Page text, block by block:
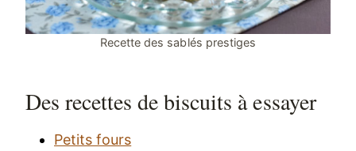
Recette des sablés prestiges
Des recettes de biscuits à essayer
Petits fours